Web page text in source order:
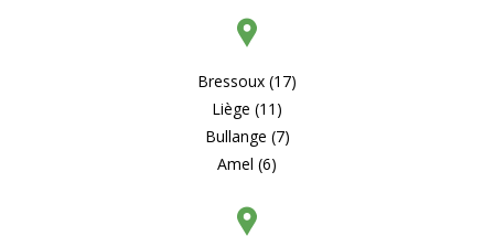
Bressoux (17)
Liège (11)
Bullange (7)
Amel (6)